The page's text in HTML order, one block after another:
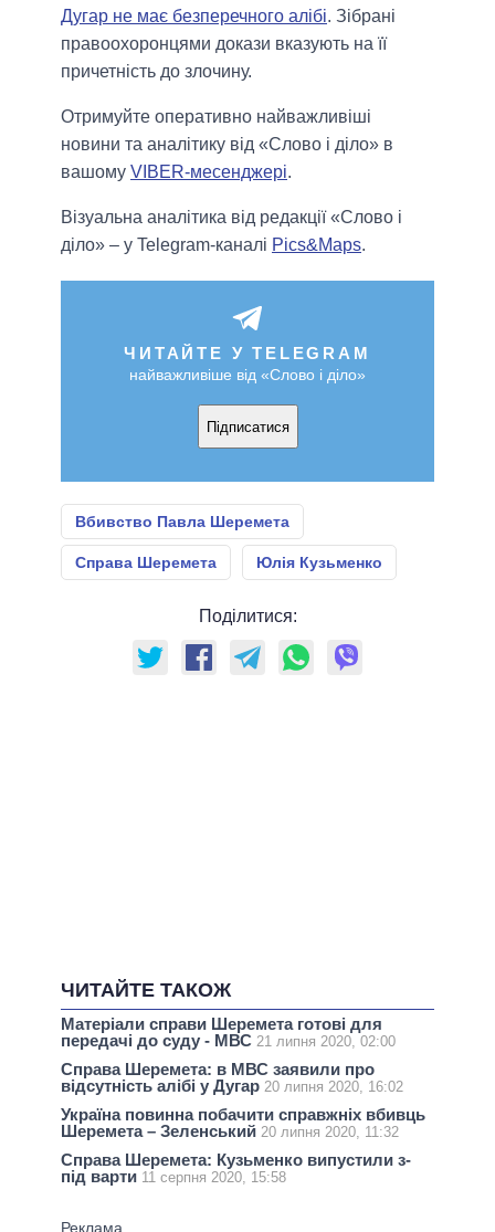
Дугар не має безперечного алібі. Зібрані
правоохоронцями докази вказують на її
причетність до злочину.
Отримуйте оперативно найважливіші
новини та аналітику від «Слово і діло» в
вашому VIBER-месенджері.
Візуальна аналітика від редакції «Слово і
діло» – у Telegram-каналі Pics&Maps.
ЧИТАЙТЕ У TELEGRAM
найважливіше від «Слово і діло»
Підписатися
Вбивство Павла Шеремета
Справа Шеремета Юлія Кузьменко
Поділитися:
ЧИТАЙТЕ ТАКОЖ
Матеріали справи Шеремета готові для
передачі до суду - МВС 21 липня 2020, 02:00
Справа Шеремета: в МВС заявили про
відсутність алібі у Дугар 20 липня 2020, 16:02
Україна повинна побачити справжніх вбивць
Шеремета – Зеленський 20 липня 2020, 11:32
Справа Шеремета: Кузьменко випустили з-
під варти 11 серпня 2020, 15:58